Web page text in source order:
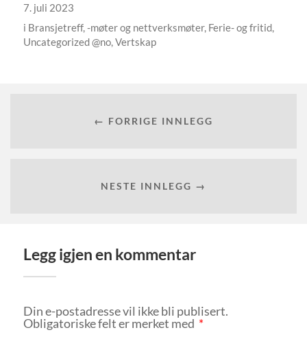
7. juli 2023
i Bransjetreff, -møter og nettverksmøter, Ferie- og fritid,
Uncategorized @no,Vertskap
← FORRIGE INNLEGG
NESTE INNLEGG →
Legg igjen en kommentar
Din e-postadresse vil ikke bli publisert.
Obligatoriske felt er merket med *